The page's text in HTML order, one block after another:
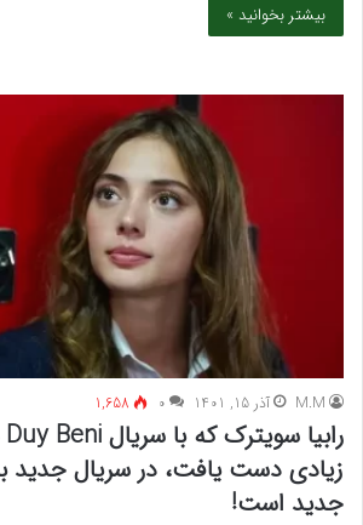
بیشتر بخوانید »
M.M آذر 15, 1401 ۰ 1,658
زیادی دست یافت، در سریال جدید به
جدید است!